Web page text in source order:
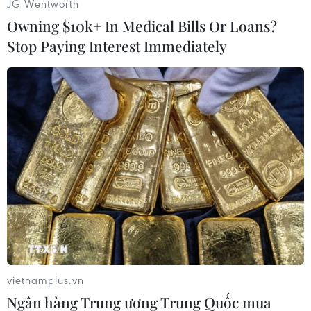
#Latvia #Trưng cầu dân ý
#Tham nhũng
#Từ nhiệm
Latvia
Theo dõi VietnamPlus
JG Wentworth
Owning $10k+ In Medical Bills Or Loans?
Stop Paying Interest Immediately
vietnamplus.vn
Ngân hàng Trung ương Trung Quốc mua